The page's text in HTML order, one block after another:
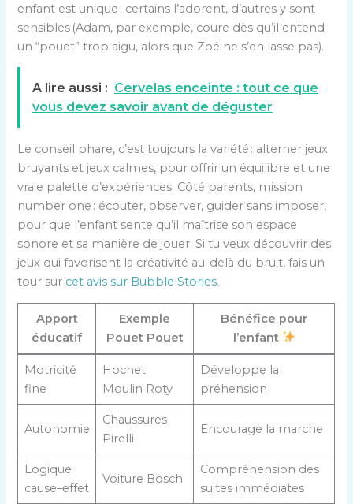
enfant est unique : certains l’adorent, d’autres y sont
sensibles (Adam, par exemple, coure dès qu’il entend
un “pouet” trop aigu, alors que Zoé ne s’en lasse pas).
A lire aussi : Cervelas enceinte : tout ce que
vous devez savoir avant de déguster
Le conseil phare, c’est toujours la variété : alterner jeux
bruyants et jeux calmes, pour offrir un équilibre et une
vraie palette d’expériences. Côté parents, mission
number one : écouter, observer, guider sans imposer,
pour que l’enfant sente qu’il maîtrise son espace
sonore et sa manière de jouer. Si tu veux découvrir des
jeux qui favorisent la créativité au-delà du bruit, fais un
tour sur cet avis sur Bubble Stories.
Apport
éducatif
Exemple
Pouet Pouet
Bénéfice pour
l’enfant
Motricité
fine
Hochet
Moulin Roty
Développe la
préhension
Autonomie
Chaussures
Pirelli
Encourage la marche
Logique
cause–effet
Voiture Bosch
Compréhension des
suites immédiates